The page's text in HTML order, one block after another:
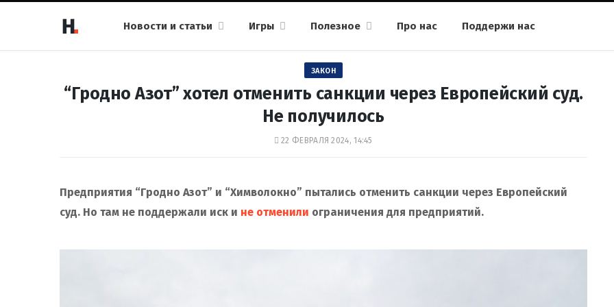
Новости и статьи Игры Полезное Про нас Поддержи нас
ЗАКОН
“Гродно Азот” хотел отменить санкции через Европейский суд.
Не получилось
22 ФЕВРАЛЯ 2024, 14:45
Предприятия “Гродно Азот” и “Химволокно” пытались отменить санкции через Европейский
суд. Но там не поддержали иск и не отменили ограничения для предприятий.